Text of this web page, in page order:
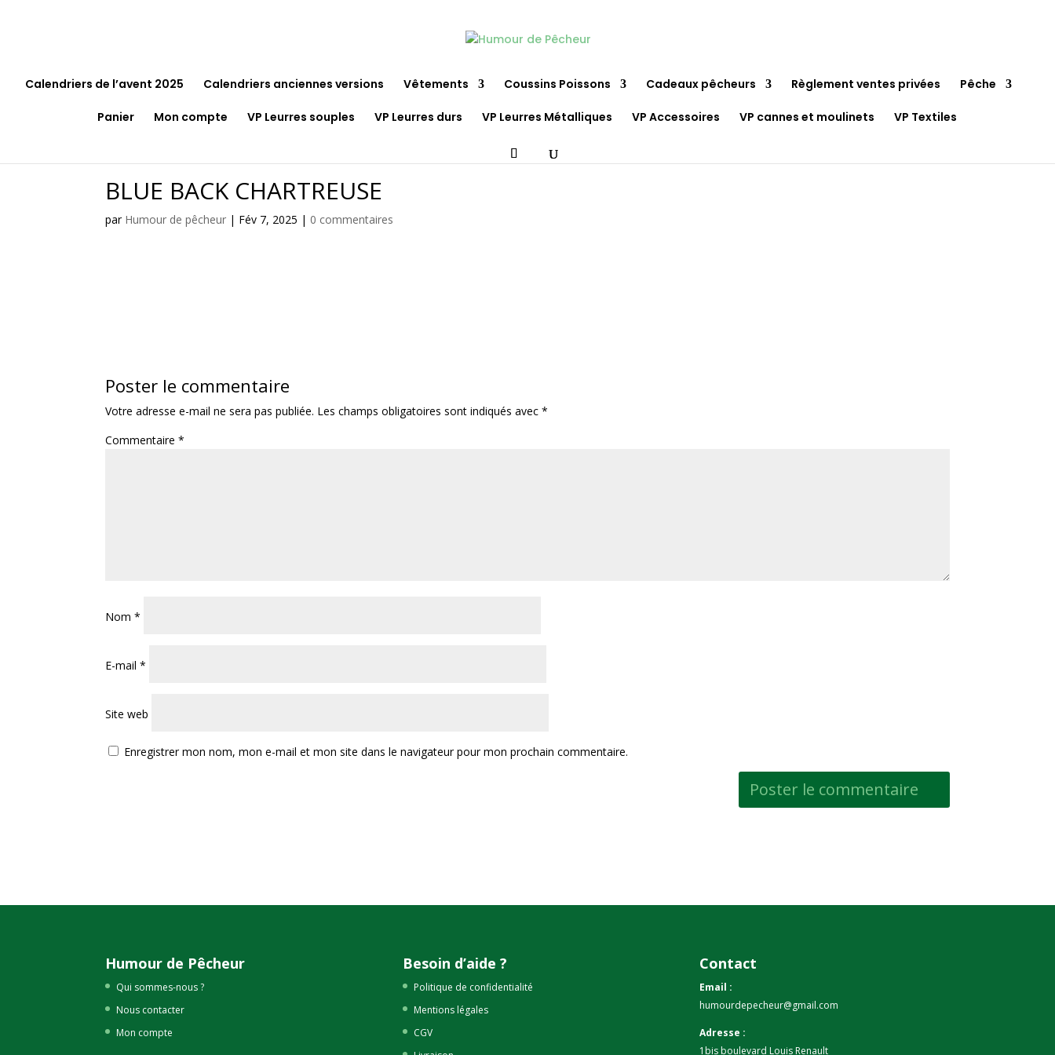
Calendriers de l’avent 2025 Calendriers anciennes versions Vêtements Coussins Poissons Cadeaux pêcheurs Règlement ventes privées Pêche
Panier Mon compte VP Leurres souples VP Leurres durs VP Leurres Métalliques VP Accessoires VP cannes et moulinets VP Textiles
BLUE BACK CHARTREUSE
par Humour de pêcheur | Fév 7, 2025 | 0 commentaires
Poster le commentaire
Votre adresse e-mail ne sera pas publiée. Les champs obligatoires sont indiqués avec*
Commentaire*
Nom*
E-mail*
Site web
Enregistrer mon nom, mon e-mail et mon site dans le navigateur pour mon prochain commentaire.
Humour de Pêcheur
Qui sommes-nous ?
Nous contacter
Mon compte
Besoin d’aide ?
Politique de confidentialité
Mentions légales
CGV
Contact
Email :
humourdepecheur@gmail.com
Adresse :
1bis boulevard Louis Renault